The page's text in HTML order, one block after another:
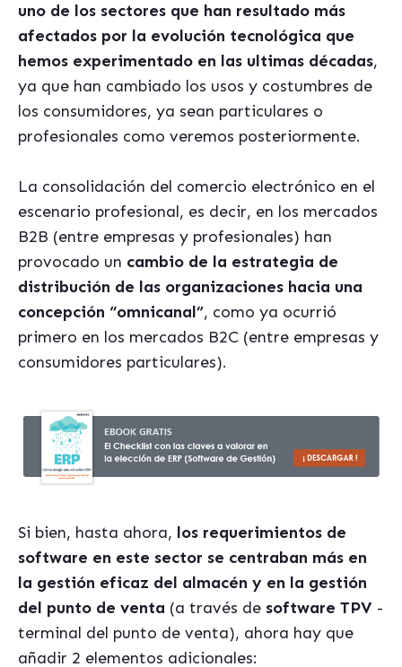
uno de los sectores que han resultado más
afectados por la evolución tecnológica que
hemos experimentado en las ultimas décadas,
ya que han cambiado los usos y costumbres de
los consumidores, ya sean particulares o
profesionales como veremos posteriormente.
La consolidación del comercio electrónico en el
escenario profesional, es decir, en los mercados
B2B (entre empresas y profesionales) han
provocado un cambio de la estrategia de
distribución de las organizaciones hacia una
concepción “omnicanal”, como ya ocurrió
primero en los mercados B2C (entre empresas y
consumidores particulares).
Si bien, hasta ahora, los requerimientos de
software en este sector se centraban más en
la gestión eficaz del almacén y en la gestión
del punto de venta (a través de software TPV -
terminal del punto de venta), ahora hay que
añadir 2 elementos adicionales: